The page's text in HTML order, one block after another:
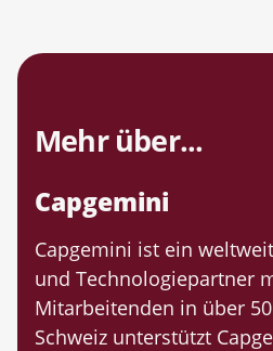
Mehr über...
Capgemini
Capgemini ist ein
und Technologiepartner
Mitarbeitenden in über
Schweiz unterstützt